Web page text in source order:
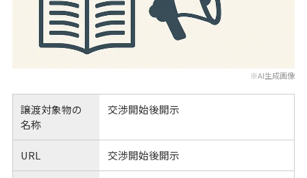
※AI生成画像
譲渡対象物の
名称
交渉開始後開示
URL 交渉開始後開示